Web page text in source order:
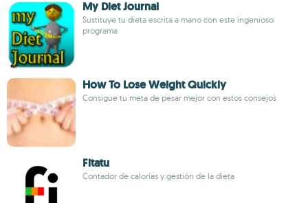
My Diet Journal
Sustituye tu dieta escrita a mano con este ingenioso
programa
How To Lose Weight Quickly
Consigue tu meta de pesar mejor con estos consejos
Fitatu
Contador de calorías y gestión de la dieta